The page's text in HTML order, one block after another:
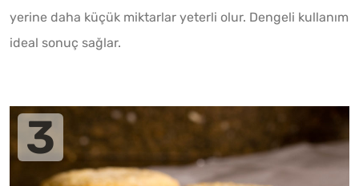
yerine daha küçük miktarlar yeterli olur. Dengeli kullanım
ideal sonuç sağlar.